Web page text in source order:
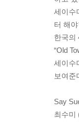
세이수
터 해
한국의
“Old
세이수
보여준
Say
최수미